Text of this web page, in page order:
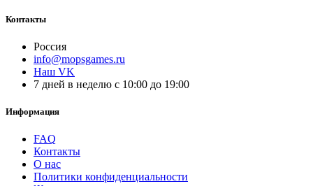
Контакты
Россия
info@mopsgames.ru
Наш VK
7 дней в неделю с 10:00 до 19:00
Информация
FAQ
Контакты
О нас
Политики конфиденциальности